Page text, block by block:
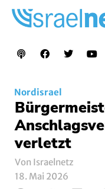
Nordisrael
verletzt
Von Israelnetz
18. Mai 2026